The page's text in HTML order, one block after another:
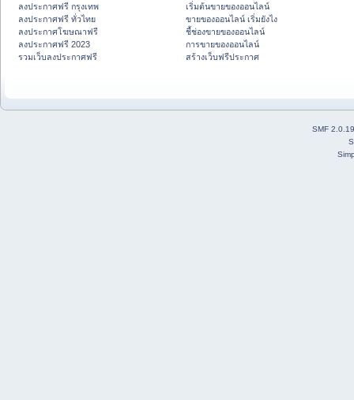
ลงประกาศฟรี กรุงเทพ
ลงประกาศฟรี ทั่วไทย
ลงประกาศโฆษณาฟรี
ลงประกาศฟรี 2023
รวมเว็บลงประกาศฟรี
เริ่มต้นขายของออนไลน์
ขายของออนไลน์ เริ่มยังไง
ชี้ช่องขายของออนไลน์
การขายของออนไลน์
สร้างเว็บฟรีประกาศ
SMF 2.0.19